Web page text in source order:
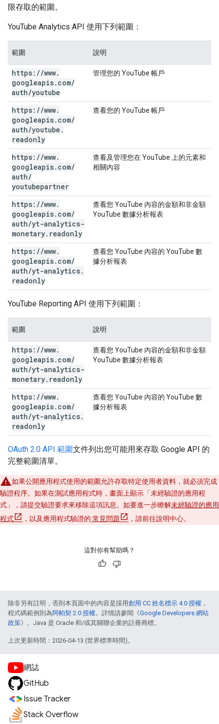
限存取的範圍。
YouTube Analytics API 使用下列範圍：
範圍 說明
https: //www.
googleapis. com/
auth/youtube
管理您的 YouTube 帳戶
https: //www.
googleapis. com/
auth/youtube .
readonly
查看您的 YouTube 帳戶
https: //www.
googleapis. com/
auth/
youtubepartner
查看及管理您在 YouTube 上的元素和
相關內容
https: //www.
googleapis. com/
auth/yt-analytics-
monetary. readonly
查看您 YouTube 內容的金額和非金額
YouTube 數據分析報表
https: //www.
googleapis. com/
auth/yt-analytics.
readonly
查看您 YouTube 內容的 YouTube 數
據分析報表
YouTube Reporting API 使用下列範圍：
範圍 說明
https: //www.
googleapis. com/
auth/yt-analytics-
monetary. readonly
查看您 YouTube 內容的金額和非金額
YouTube 數據分析報表
https: //www.
googleapis. com/
auth/yt-analytics.
readonly
查看您 YouTube 內容的 YouTube 數
據分析報表
OAuth 2.0 API 範圍文件列出您可能用來存取 Google API 的
完整範圍清單。
如果公開應用程式使用的範圍允許存取特定使用者資料，就必須完成
驗證程序。如果在測試應用程式時，畫面上顯示「未經驗證的應用程
式」
，請提交驗證要求來移除這項訊息。如要進一步瞭解未經驗證的應用
程式
，以及應用程式驗證的 常見問題 ，請前往說明中心。
這對你有幫助嗎？
除非另有註明，否則本頁面中的內容是採用創用 CC 姓名標示 4.0 授權 ，
程式碼範例則為阿帕契 2.0 授權。詳情請參閱《Google Developers 網站
政策》。Java 是 Oracle 和/或其關聯企業的註冊商標。
上次更新時間：2026-04-13 (世界標準時間)。
網誌
GitHub
Issue Tracker
Stack Overflow